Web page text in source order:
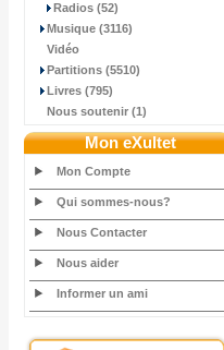
Radios (52)
Musique (3116)
Vidéo
Partitions (5510)
Livres (795)
Nous soutenir (1)
Mon eXultet
Mon Compte
Qui sommes-nous?
Nous Contacter
Nous aider
Informer un ami